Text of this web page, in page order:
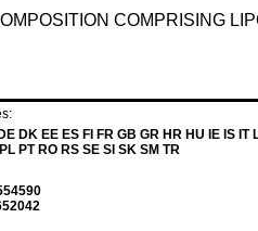
COMPRISING
DK EE ES FI FR GB GR HR HU IE IS IT
PT RO RS SE SI SK SM TR